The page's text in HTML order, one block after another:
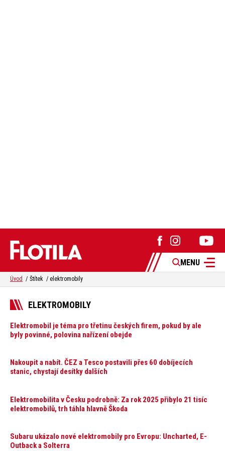
MENU
Úvod Štítek elektromobily
ELEKTROMOBILY
Elektromobil je téma pro třetinu českých firem, pokud by ale
byly povinné, polovina nařízení obejde
Nakoupit a nabít. ČEZ a Tesco postavili přes 60 dobíjecích
stanic, chystají desítky dalších
Elektromobilita v Česku podrobně: Za rok 2025 přibylo 21 tisíc
elektromobilů, trh táhla hlavně Škoda
Subaru ukázalo nové elektromobily pro Evropu: Uncharted, E-
Outback a Solterra